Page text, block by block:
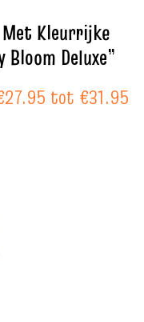
Kleurrijke
Bloom Deluxe”
tot €31.95